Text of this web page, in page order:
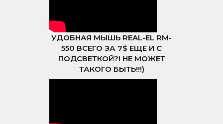
УДОБНАЯ МЫШЬ REAL-EL RM-
550 ВСЕГО ЗА 7$ ЕЩЕ И С
ПОДСВЕТКОЙ?! НЕ МОЖЕТ
ТАКОГО БЫТЬ!!!)